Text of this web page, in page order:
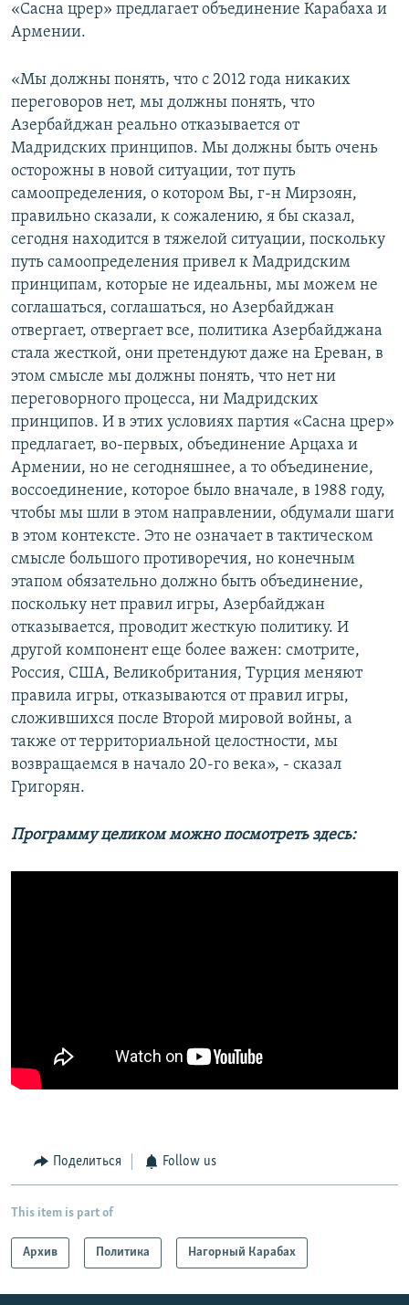
«Сасна црер» предлагает объединение Карабаха и
Армении.
«Мы должны понять, что с 2012 года никаких
переговоров нет, мы должны понять, что
Азербайджан реально отказывается от
Мадридских принципов. Мы должны быть очень
осторожны в новой ситуации, тот путь
самоопределения, о котором Вы, г-н Мирзоян,
правильно сказали, к сожалению, я бы сказал,
сегодня находится в тяжелой ситуации, поскольку
путь самоопределения привел к Мадридским
принципам, которые не идеальны, мы можем не
соглашаться, соглашаться, но Азербайджан
отвергает, отвергает все, политика Азербайджана
стала жесткой, они претендуют даже на Ереван, в
этом смысле мы должны понять, что нет ни
переговорного процесса, ни Мадридских
принципов. И в этих условиях партия «Сасна црер»
предлагает, во-первых, объединение Арцаха и
Армении, но не сегодняшнее, а то объединение,
воссоединение, которое было вначале, в 1988 году,
чтобы мы шли в этом направлении, обдумали шаги
в этом контексте. Это не означает в тактическом
смысле большого противоречия, но конечным
этапом обязательно должно быть объединение,
поскольку нет правил игры, Азербайджан
отказывается, проводит жесткую политику. И
другой компонент еще более важен: смотрите,
Россия, США, Великобритания, Турция меняют
правила игры, отказываются от правил игры,
сложившихся после Второй мировой войны, а
также от территориальной целостности, мы
возвращаемся в начало 20-го века», - сказал
Григорян.
Программу целиком можно посмотреть здесь:
Поделиться Follow us
This item is part of
Архив Политика Нагорный Карабах